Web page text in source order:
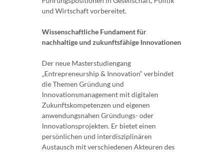
und Wirtschaft vorbereitet.
Wissenschaftliche Fundament für
nachhaltige und zukunftsfähige Innovationen
Der neue Masterstudiengang
„Entrepreneurship & Innovation“ verbindet
die Themen Gründung und
Innovationsmanagement mit digitalen
Zukunftskompetenzen und eigenen
anwendungsnahen Gründungs- oder
Innovationsprojekten. Er bietet einen
persönlichen und interdisziplinären
Austausch mit verschiedenen Akteuren des